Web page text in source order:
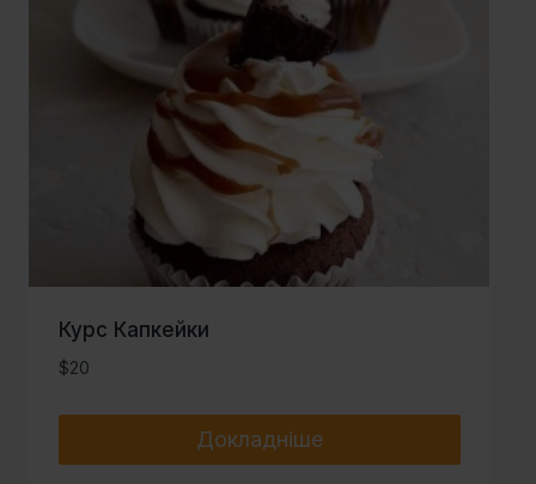
Курс Капкейки
$20
Докладніше